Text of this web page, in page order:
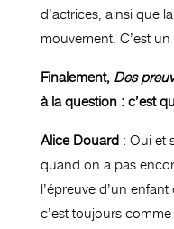
d’actrices, ainsi que
mouvement. C’est
Finalement, Des
à la question : c’est
Alice Douard : Oui et
quand on a pas
l’épreuve d’un
c’est toujours